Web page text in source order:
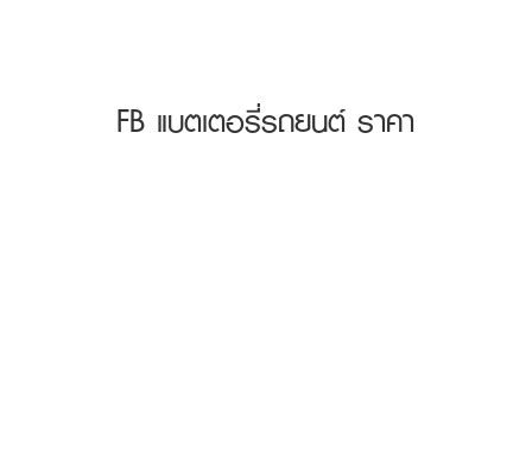
FB แบตเตอรี่รถยนต์ ราคา